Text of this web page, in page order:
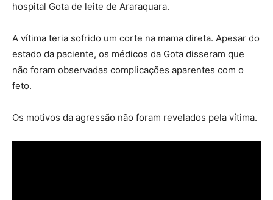
hospital Gota de leite de Araraquara.
A vítima teria sofrido um corte na mama direta. Apesar do
estado da paciente, os médicos da Gota disseram que
não foram observadas complicações aparentes com o
feto.
Os motivos da agressão não foram revelados pela vítima.